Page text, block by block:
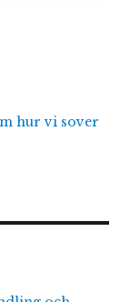
hur vi sover